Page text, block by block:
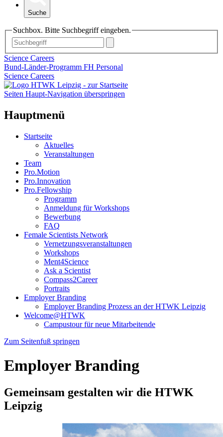
Suche
Suchbox. Bitte Suchbegriff eingeben.
Science Careers
Bund-Länder-Programm FH Personal
Science Careers
Seiten Haupt-Navigation überspringen
Hauptmenü
Startseite
Aktuelles
Veranstaltungen
Team
Pro.Motion
Pro.Innovation
Pro.Fellowship
Programm
Anmeldung für Workshops
Bewerbung
FAQ
Female Scientists Network
Vernetzungsveranstaltungen
Workshops
Ment4Science
Ask a Scientist
Compass2Career
Portraits
Employer Branding
Employer Branding Prozess an der HTWK Leipzig
Welcome@HTWK
Campustour für neue Mitarbeitende
Zum Seitenfuß springen
Employer Branding
Gemeinsam gestalten wir die HTWK
Leipzig